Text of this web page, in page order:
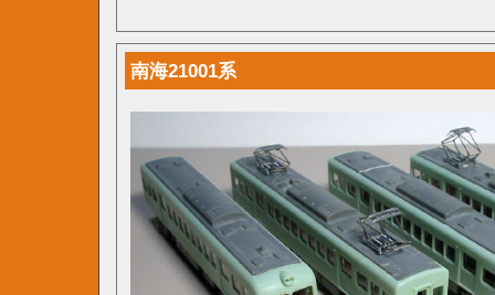
南海21001系